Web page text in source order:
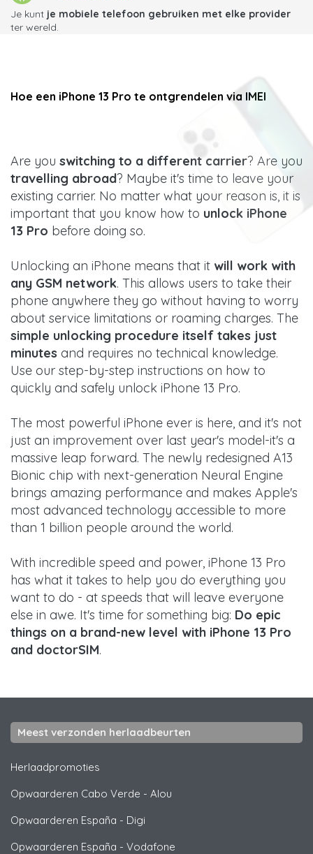
Je kunt je mobiele telefoon gebruiken met elke provider
ter wereld.
Hoe een iPhone 13 Pro te ontgrendelen via IMEI
Are you switching to a different carrier? Are you
travelling abroad? Maybe it's time to leave your
existing carrier. No matter what your reason is, it is
important that you know how to unlock iPhone
13 Pro before doing so.
Unlocking an iPhone means that it will work with
any GSM network. This allows users to take their
phone anywhere they go without having to worry
about service limitations or roaming charges. The
simple unlocking procedure itself takes just
minutes and requires no technical knowledge.
Use our step-by-step instructions on how to
quickly and safely unlock iPhone 13 Pro.
The most powerful iPhone ever is here, and it's not
just an improvement over last year's model-it's a
massive leap forward. The newly redesigned A13
Bionic chip with next-generation Neural Engine
brings amazing performance and makes Apple's
most advanced technology accessible to more
than 1 billion people around the world.
With incredible speed and power, iPhone 13 Pro
has what it takes to help you do everything you
want to do - at speeds that will leave everyone
else in awe. It's time for something big: Do epic
things on a brand-new level with iPhone 13 Pro
and doctorSIM.
Meest verzonden herlaadbeurten
Herlaadpromoties
Opwaarderen Cabo Verde - Alou
Opwaarderen España - Digi
Opwaarderen España - Vodafone